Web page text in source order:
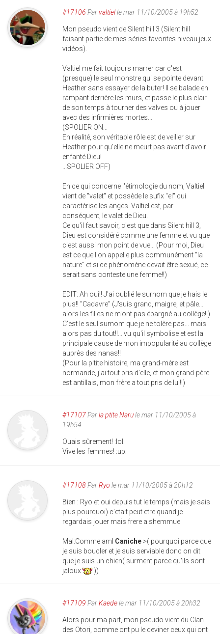
#17106 Parvaltielle mar 11/10/2005 à 19h52
Mon pseudo vient de Silent hill 3 (Silent hill
faisant partie de mes séries favorites niveau jeux
vidéos).
Valtiel me fait toujours marrer car c'est
(presque) le seul monstre qui se pointe devant
Heather sans essayer de la buter! Il se balade en
rampant derrière les murs, et passe le plus clair
de son temps à tourner des valves ou à jouer
avec des infirmières mortes...
(SPOLIER ON...
En réalité, son véritable rôle est de veiller sur
Heather pour qu'elle ne meurt pas avant d'avoir
enfanté Dieu!
...SPOLIER OFF)
En ce qui concerne l'étimologie du nom, Valtiel
vient de "valet" et possède le sufix "el" qui
caractérise les anges. Valtiel est, par
conséquent, le valet de Dieu.
Ce qu'il faut savoir, c'est que dans Silent hill 3,
Dieu est considéré comme une femme et vu que
c'est aussi mon point de vue... (Pour moi, Dieu
est ce que l'on appelle plus communément "la
nature" et si ce phénomène devait être sexué, ce
serait sans conteste une femme!!)
EDIT: Ah oui!! J'ai oublié le surnom que je hais le
plus!! "Cadavre" (J'suis grand, maigre, et pâle...
alors les filles ne m'ont pas épargné au collège!!)
C'est le seul surnom que je ne tolère pas... mais
alors pas du tout!!... vu qu'il symbolise et est la
principale cause de mon impopularité au collège
auprès des nanas!!
(Pour la p'tite histoire, ma grand-mère est
normande, j'ai tout pris d'elle, et mon grand-père
est antillais, mon frère a tout pris de lui!!)
#17107Parla ptite Narule mar 11/10/2005 à
19h54
Ouais sûrement! :lol:
Vive les femmes! :up:
#17108ParRyo le mar 11/10/2005 à 20h12
Bien : Ryo et oui depuis tut le temps (mais je sais
plus pourquoi) c'etait peut etre quand je
regardais jouer mais frere a shemmue
Mal:Comme aml Caniche >( pourquoi parce que
je suis boucler et je suis serviable donc on dit
que je suis un chien( surment parce qu'ils sont
jaloux
))
#17109 ParKaedele mar 11/10/2005 à 20h32
Alors pour ma part, mon pseudo vient du Clan
des Otori, comme ont pu le deviner ceux qui ont